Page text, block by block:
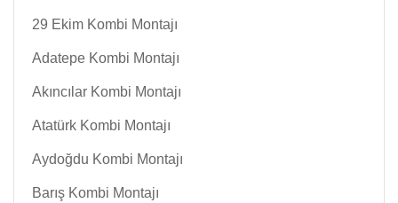
29 Ekim Kombi Montajı
Adatepe Kombi Montajı
Akıncılar Kombi Montajı
Atatürk Kombi Montajı
Aydoğdu Kombi Montajı
Barış Kombi Montajı